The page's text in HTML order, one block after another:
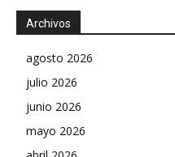
Archivos
agosto 2026
julio 2026
junio 2026
mayo 2026